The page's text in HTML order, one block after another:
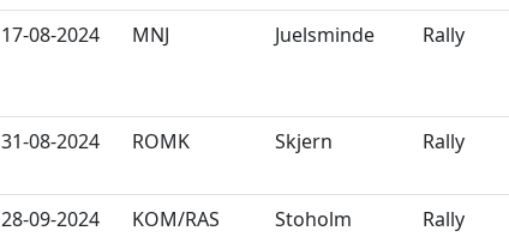
17-08-2024 MNJ Juelsminde Rally
31-08-2024 ROMK Skjern Rally
28-09-2024 KOM/RAS Stoholm Rally